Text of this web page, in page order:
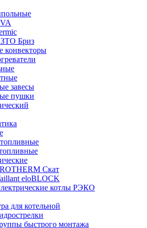
Бриз
конвекторы
завесы
пушки
Скат
eloBLOCK
котлы РЭКО
для котельной
быстрого монтажа